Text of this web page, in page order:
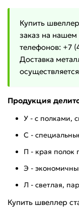
Купить
заказ на
телефонов: +7
Доставка
Продукция
У - с полками,
C -
П - края полок
Э -
Л - светлая,
Купить швеллер